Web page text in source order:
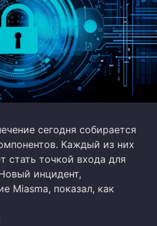
сегодня собирается
Каждый из них
стать точкой входа для
инцидент,
Miasma, показал, как